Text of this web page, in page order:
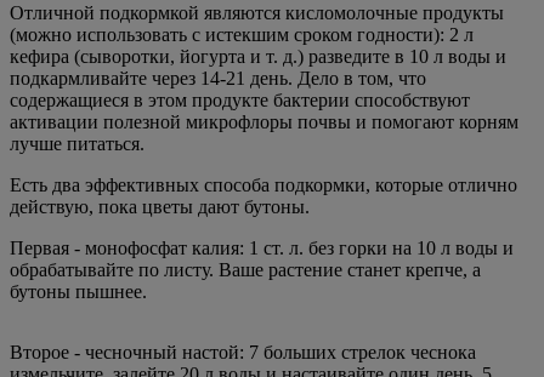
Отличной подкормкой являются кисломолочные продукты
(можно использовать с истекшим сроком годности): 2 л
кефира (сыворотки, йогурта и т. д.) разведите в 10 л воды и
подкармливайте через 14-21 день. Дело в том, что
содержащиеся в этом продукте бактерии способствуют
активации полезной микрофлоры почвы и помогают корням
лучше питаться.
Есть два эффективных способа подкормки, которые отлично
действую, пока цветы дают бутоны.
Первая - монофосфат калия: 1 ст. л. без горки на 10 л воды и
обрабатывайте по листу. Ваше растение станет крепче, а
бутоны пышнее.
Второе - чесночный настой: 7 больших стрелок чеснока